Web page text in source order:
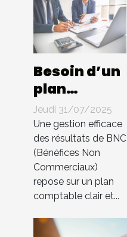
Besoin d’un
plan
comptable
pour BNC ?
Compta 4
You
s’occupe de
tout !
Jeudi 31/07/2025
Une gestion efficace
des résultats de BNC
(Bénéfices Non
Commerciaux)
repose sur un plan
comptable clair et...